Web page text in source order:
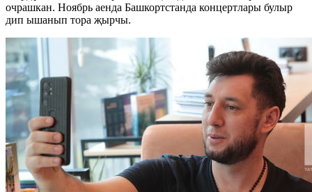
очрашкан. Ноябрь аенда Башкортстанда концертлары булыр
дип ышанып тора җырчы.